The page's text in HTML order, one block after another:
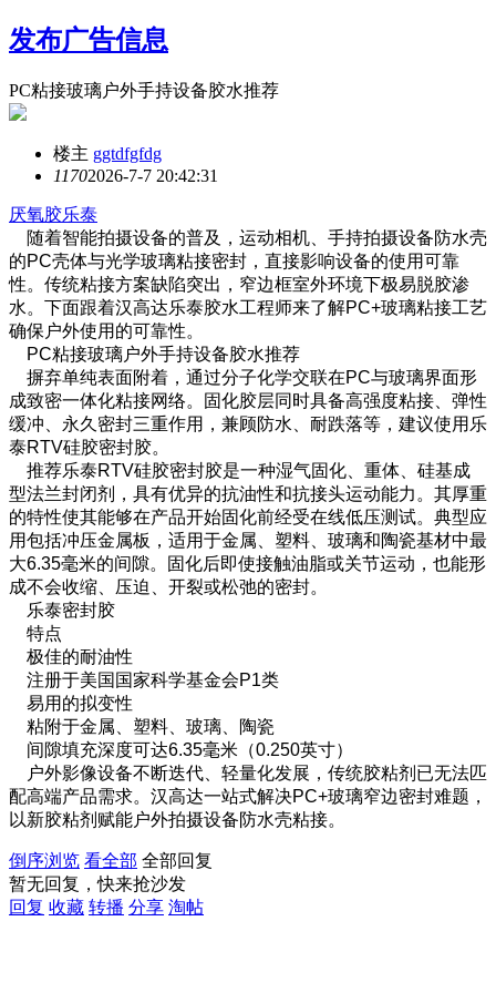
发布广告信息
PC粘接玻璃户外手持设备胶水推荐
楼主 ggtdfgfdg
11702026-7-7 20:42:31
厌氧胶乐泰
随着智能拍摄设备的普及，运动相机、手持拍摄设备防水壳
的PC壳体与光学玻璃粘接密封，直接影响设备的使用可靠
性。传统粘接方案缺陷突出，窄边框室外环境下极易脱胶渗
水。下面跟着汉高达乐泰胶水工程师来了解PC+玻璃粘接工艺
确保户外使用的可靠性。
PC粘接玻璃户外手持设备胶水推荐
摒弃单纯表面附着，通过分子化学交联在PC与玻璃界面形
成致密一体化粘接网络。固化胶层同时具备高强度粘接、弹性
缓冲、永久密封三重作用，兼顾防水、耐跌落等，建议使用乐
泰RTV硅胶密封胶。
推荐乐泰RTV硅胶密封胶是一种湿气固化、重体、硅基成
型法兰封闭剂，具有优异的抗油性和抗接头运动能力。其厚重
的特性使其能够在产品开始固化前经受在线低压测试。典型应
用包括冲压金属板，适用于金属、塑料、玻璃和陶瓷基材中最
大6.35毫米的间隙。固化后即使接触油脂或关节运动，也能形
成不会收缩、压迫、开裂或松弛的密封。
乐泰密封胶
特点
极佳的耐油性
注册于美国国家科学基金会P1类
易用的拟变性
粘附于金属、塑料、玻璃、陶瓷
间隙填充深度可达6.35毫米（0.250英寸）
户外影像设备不断迭代、轻量化发展，传统胶粘剂已无法匹
配高端产品需求。汉高达一站式解决PC+玻璃窄边密封难题，
以新胶粘剂赋能户外拍摄设备防水壳粘接。
倒序浏览 看全部 全部回复
暂无回复，快来抢沙发
回复 收藏 转播 分享 淘帖